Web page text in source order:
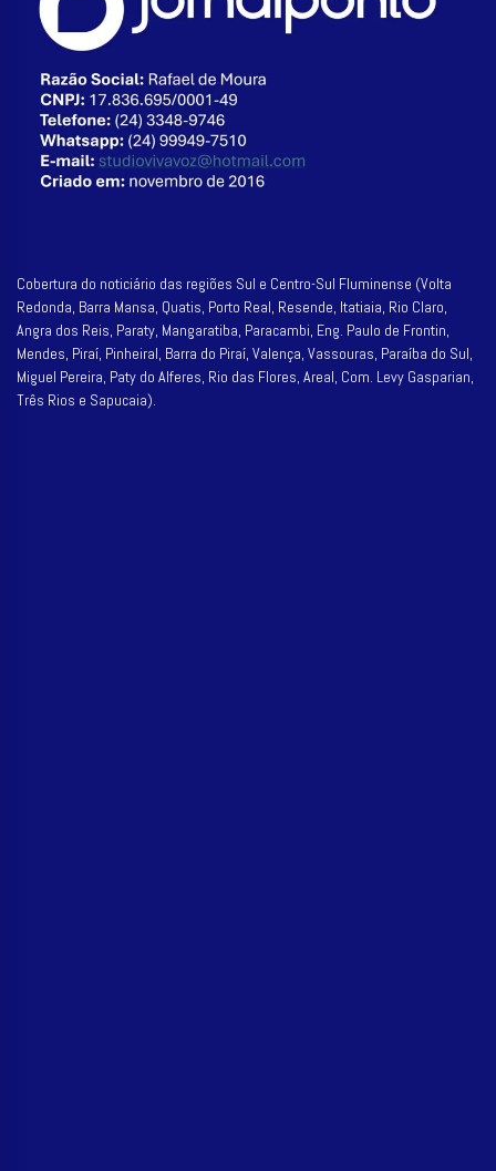
Cobertura do noticiário das regiões Sul e Centro-Sul Fluminense (Volta
Redonda, Barra Mansa, Quatis, Porto Real, Resende, Itatiaia, Rio Claro,
Angra dos Reis, Paraty, Mangaratiba, Paracambi, Eng. Paulo de Frontin,
Mendes, Piraí, Pinheiral, Barra do Piraí, Valença, Vassouras, Paraíba do Sul,
Miguel Pereira, Paty do Alferes, Rio das Flores, Areal, Com. Levy Gasparian,
Três Rios e Sapucaia).